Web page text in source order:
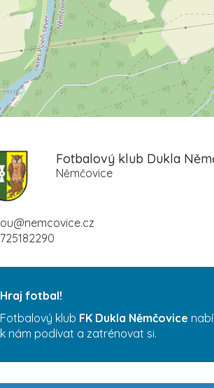
Fotbalový klub Dukla
Němčovice
ou@nemcovice.cz
725182290
Hraj fotbal!
Fotbalový klub FK Dukla Němčovice
k nám podívat a zatrénovat si.